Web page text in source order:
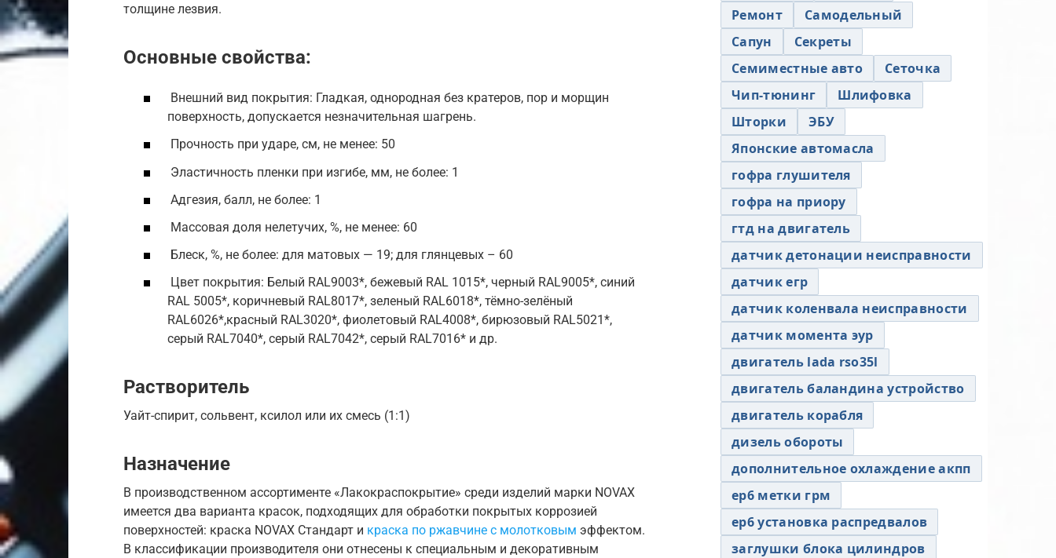
толщине лезвия.
Основные свойства:
Внешний вид покрытия: Гладкая, однородная без кратеров, пор и морщин
поверхность, допускается незначительная шагрень.
Прочность при ударе, см, не менее: 50
Эластичность пленки при изгибе, мм, не более: 1
Адгезия, балл, не более: 1
Массовая доля нелетучих, %, не менее: 60
Блеск, %, не более: для матовых — 19; для глянцевых – 60
Цвет покрытия: Белый RAL9003*, бежевый RAL 1015*, черный RAL9005*, синий
RAL 5005*, коричневый RAL8017*, зеленый RAL6018*, тёмно-зелёный
RAL6026*,красный RAL3020*, фиолетовый RAL4008*, бирюзовый RAL5021*,
серый RAL7040*, серый RAL7042*, серый RAL7016* и др.
Растворитель
Уайт-спирит, сольвент, ксилол или их смесь (1:1)
Назначение
В производственном ассортименте «Лакокраспокрытие» среди изделий марки NOVAX
имеется два варианта красок, подходящих для обработки покрытых коррозией
поверхностей: краска NOVAX Стандарт и краска по ржавчине с молотковым эффектом.
В классификации производителя они отнесены к специальным и декоративным
Ремонт
Самодельный
Сапун
Секреты
Семиместные авто
Сеточка
Чип-тюнинг
Шлифовка
Шторки
ЭБУ
Японские автомасла
гофра глушителя
гофра на приору
гтд на двигатель
датчик детонации неисправности
датчик егр
датчик коленвала неисправности
датчик момента эур
двигатель lada rso35l
двигатель баландина устройство
двигатель корабля
дизель обороты
дополнительное охлаждение акпп
ер6 метки грм
ер6 установка распредвалов
заглушки блока цилиндров